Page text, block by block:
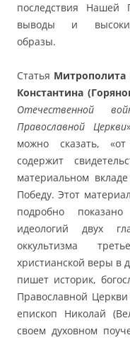
последствия
выводы и высокие
образы.
Статья Митрополита
Константина
Отечественной
Православной Церкви
можно сказать,
содержит
материальном
Победу. Этот
подробно
идеологий двух
оккультизма
христианской веры в
пишет историк,
Православной
епископ Николай
своем духовном